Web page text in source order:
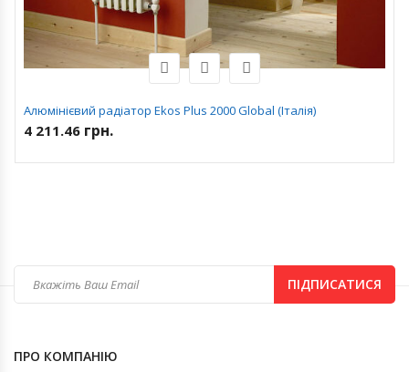
Алюмінієвий радіатор Ekos Plus 2000 Global (Італія)
4 211.46 грн.
ПІДПИСАТИСЯ
ПРО КОМПАНІЮ